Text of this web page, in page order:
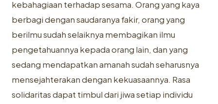
kebahagiaan terhadap sesama. Orang yang kaya
berbagi dengan saudaranya fakir, orang yang
berilmu sudah selaiknya membagikan ilmu
pengetahuannya kepada orang lain, dan yang
sedang mendapatkan amanah sudah seharusnya
mensejahterakan dengan kekuasaannya. Rasa
solidaritas dapat timbul dari jiwa setiap individu